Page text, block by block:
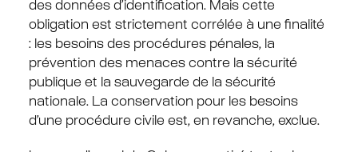
des données d’identification. Mais cette
obligation est strictement corrélée à une finalité
: les besoins des procédures pénales, la
prévention des menaces contre la sécurité
publique et la sauvegarde de la sécurité
nationale. La conservation pour les besoins
d’une procédure civile est, en revanche, exclue.